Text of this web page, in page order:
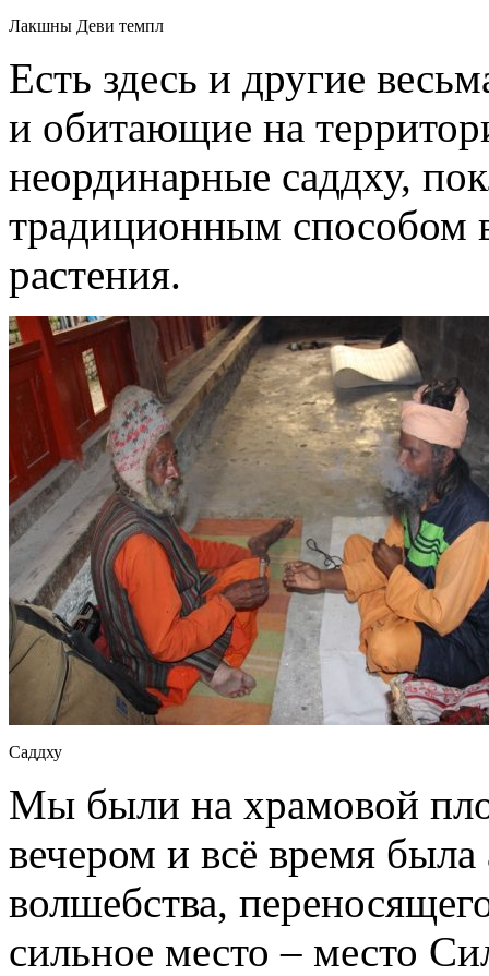
Лакшны Деви темпл
Есть здесь и другие
и обитающие на
неординарные саддху,
традиционным способом
растения.
Саддху
Мы были на храмовой
вечером и всё время была
волшебства,
сильное место – место